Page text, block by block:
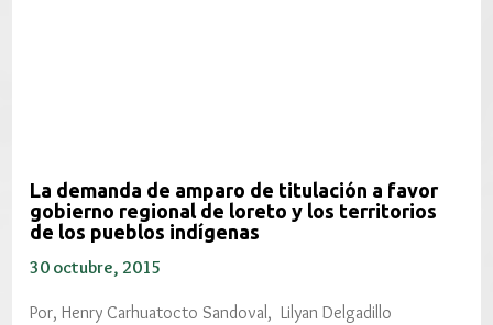
La demanda de amparo de titulación a favor
gobierno regional de loreto y los territorios
de los pueblos indígenas
30 octubre, 2015
Por, Henry Carhuatocto Sandoval, Lilyan Delgadillo